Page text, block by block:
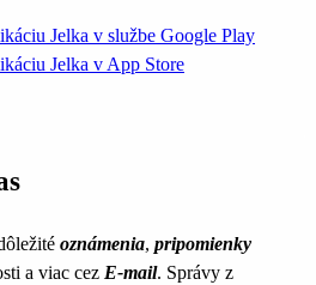
oznámenia, pripomienky
a viac cez E-mail. Správy z